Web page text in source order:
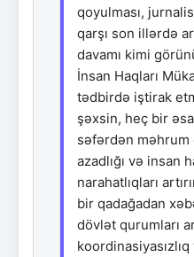
qoyulması,
qarşı son illərdə
davamı kimi
İnsan Haqları
tədbirdə iştirak
şəxsin, heç bir
səfərdən
azadlığı və insan
narahatlıqları
bir qadağadan
dövlət qurumları